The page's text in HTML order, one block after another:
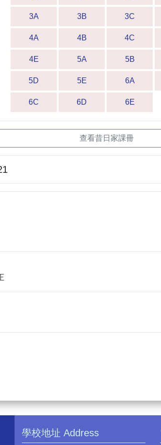
3A 3B 3C
4A 4B 4C
4E 5A 5B
5D 5E 6A
6C 6D 6E
查看昔日家課冊
學校地址 Address